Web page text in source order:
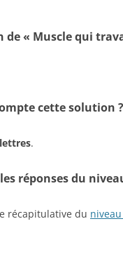
de « Muscle qui
cette solution ?
.
réponses du
récapitulative du